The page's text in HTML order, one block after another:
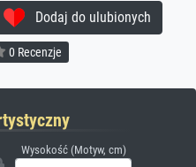
Dodaj do ulubionych
0 Recenzje
Wysokość (Motyw, cm)